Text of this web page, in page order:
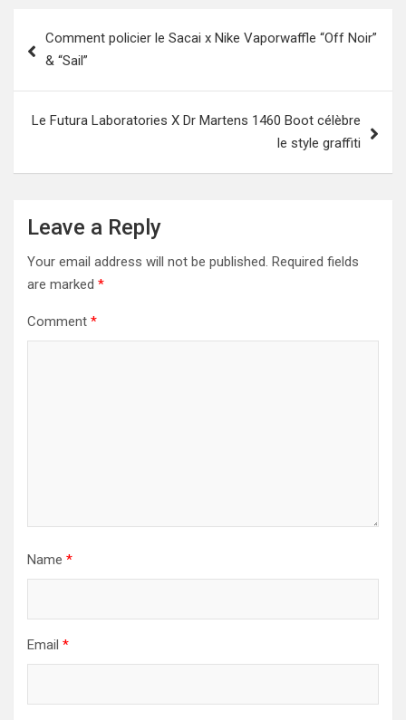
navigation
Comment policier le Sacai x Nike Vaporwaffle “Off Noir”
& “Sail”
Le Futura Laboratories X Dr Martens 1460 Boot célèbre
le style graffiti
Leave a Reply
Your email address will not be published. Required fields
are marked *
Comment *
Name *
Email *